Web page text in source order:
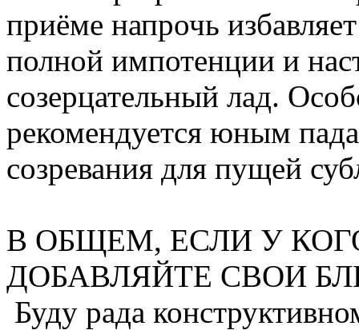
приёме напрочь
полной импотенции и
созерцательный лад.
рекомендуется юным
созревания для пущей
В ОБЩЕМ, ЕСЛИ У
ДОБАВЛЯЙТЕ СВОИ
Буду рада